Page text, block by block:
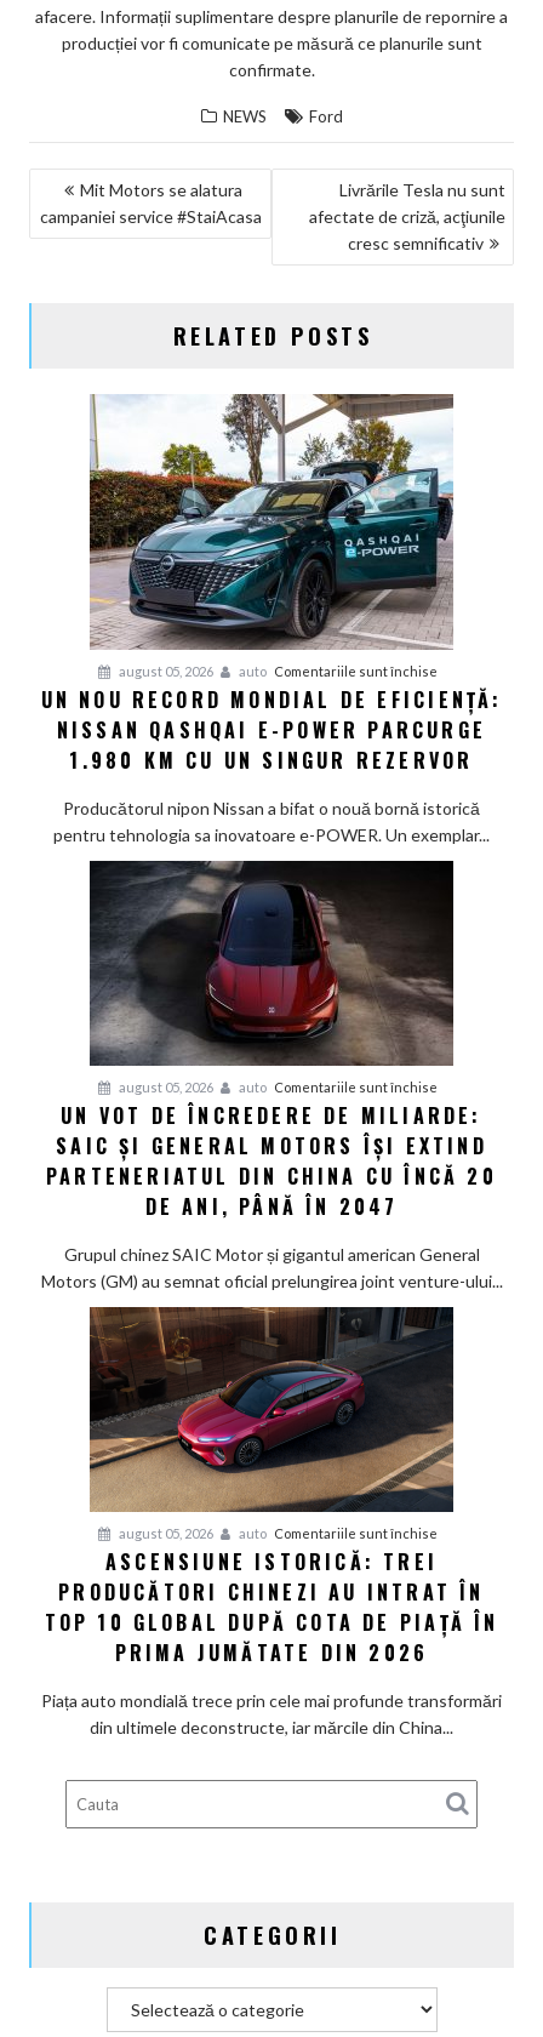
afacere. Informații suplimentare despre planurile de repornire a
producției vor fi comunicate pe măsură ce planurile sunt
confirmate.
NEWS Ford
NAVIGARE
ÎN
Mit Motors se alatura
campaniei service #StaiAcasa
Livrările Tesla nu sunt
afectate de criză, acţiunile
cresc semnificativ
RELATED POSTS
august 05, 2026 auto Comentariile sunt închise
Un
nou
record
de
eficiență:
1.980
km
cu
un
rezervor
UN NOU RECORD MONDIAL DE EFICIENȚĂ:
NISSAN QASHQAI E-POWER PARCURGE
1.980 KM CU UN SINGUR REZERVOR
Producătorul nipon Nissan a bifat o nouă bornă istorică
pentru tehnologia sa inovatoare e-POWER. Un exemplar...
august 05, 2026 auto Comentariile sunt închise
Un
vot
de
miliarde:
General
Motors
parteneriatul
din
China
cu
ani,
2047
UN VOT DE ÎNCREDERE DE MILIARDE:
SAIC ȘI GENERAL MOTORS ÎȘI EXTIND
PARTENERIATUL DIN CHINA CU ÎNCĂ 20
DE ANI, PÂNĂ ÎN 2047
Grupul chinez SAIC Motor și gigantul american General
Motors (GM) au semnat oficial prelungirea joint venture-ului...
august 05, 2026 auto Comentariile sunt închise
istorică:
Trei
producători
au
10
global
prima
ASCENSIUNE ISTORICĂ: TREI
PRODUCĂTORI CHINEZI AU INTRAT ÎN
TOP 10 GLOBAL DUPĂ COTA DE PIAȚĂ ÎN
PRIMA JUMĂTATE DIN 2026
Piața auto mondială trece prin cele mai profunde transformări
din ultimele deconstructe, iar mărcile din China...
CATEGORII